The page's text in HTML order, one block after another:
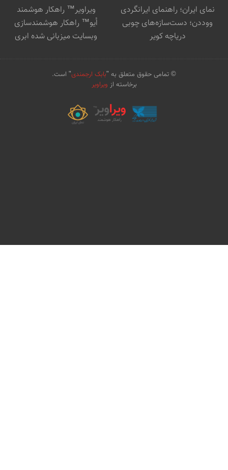
نمای ایران؛ راهنمای ایرانگردی
ووددن؛ دست‌سازه‌های چوبی
دریاچه کویر
ویراویر™ راهکار هوشمند
اُیو™ راهکار هوشمندسازی
وبسایت میزبانی شده ابری
© تمامی حقوق متعلق به "بابک ارجمندی" است.
برخاسته از ویراویر